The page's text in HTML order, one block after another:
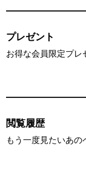
プレゼント
お得な会員限定プレ
閲覧履歴
もう一度見たいあの